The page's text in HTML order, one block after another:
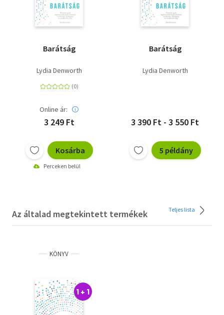
Barátság
Lydia Denworth
Online ár:
3 249 Ft
Kosárba
Perceken belül
Barátság
Lydia Denworth
3 390 Ft - 3 550 Ft
5 példány
Az általad megtekintett termékek Teljes lista
KÖNYV
1 + 1